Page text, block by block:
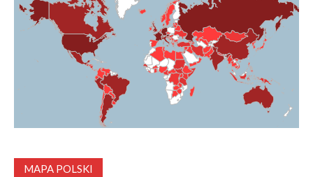
MAPA POLSKI